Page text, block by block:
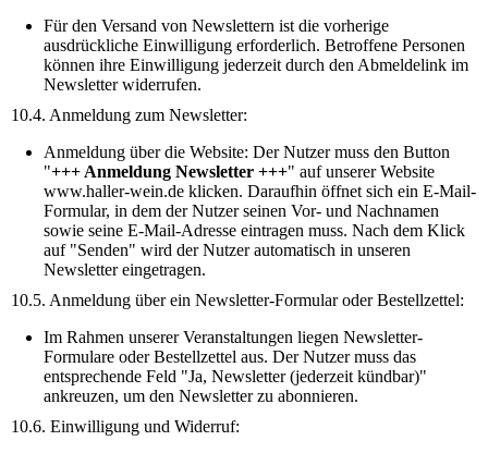
Für den Versand von Newslettern ist die vorherige
ausdrückliche Einwilligung erforderlich. Betroffene Personen
können ihre Einwilligung jederzeit durch den Abmeldelink im
Newsletter widerrufen.
10.4. Anmeldung zum Newsletter:
Anmeldung über die Website: Der Nutzer muss den Button
"+++ Anmeldung Newsletter +++" auf unserer Website
www.haller-wein.de klicken. Daraufhin öffnet sich ein E-Mail-
Formular, in dem der Nutzer seinen Vor- und Nachnamen
sowie seine E-Mail-Adresse eintragen muss. Nach dem Klick
auf "Senden" wird der Nutzer automatisch in unseren
Newsletter eingetragen.
10.5. Anmeldung über ein Newsletter-Formular oder Bestellzettel:
Im Rahmen unserer Veranstaltungen liegen Newsletter-
Formulare oder Bestellzettel aus. Der Nutzer muss das
entsprechende Feld "Ja, Newsletter (jederzeit kündbar)"
ankreuzen, um den Newsletter zu abonnieren.
10.6. Einwilligung und Widerruf: